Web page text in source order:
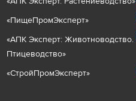
«ПищеПромЭксперт»
«АПК Эксперт: Животноводство.
Птицеводство»
«СтройПромЭксперт»